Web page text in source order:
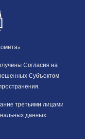
Согласия на
Субъектом
третьими лицами
данных.